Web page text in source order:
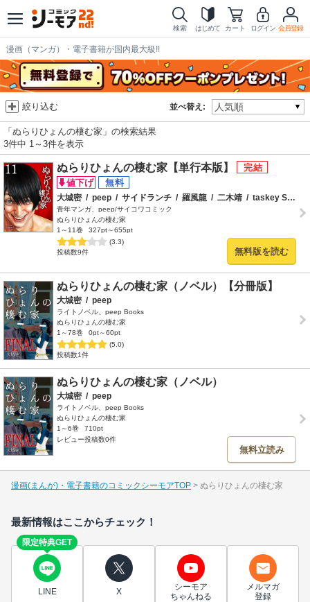
検索 はじめて カート ログイン 会員登録
漫画（マンガ）・電子書籍が国内最大級!!
並べ替え:
絞り込む
「ぬらりひょんの棲む家」の検索結果
3件中 1～3件を表示
ぬらりひょんの棲む家【単行本版】
大城密 / peep / サイドランチ / 羅風龍 / 二木靖 / taskey STUDIO
青年マンガ、peep/サイコワコミック
ぬらりひょんの棲む家
1～11巻
327pt～655pt
(3.3)
投稿数9件
無料版を読む
ぬらりひょんの棲む家（ノベル）【分冊版】
大城密 / peep
ライトノベル、peep Books
ぬらりひょんの棲む家
1～78巻
0pt～60pt
(5.0)
投稿数1件
ぬらりひょんの棲む家（ノベル）
大城密 / peep
ライトノベル、peep Books
ぬらりひょんの棲む家
1～6巻
710pt
レビュー投稿数0件
無料立読み
漫画(まんが)・電子書籍のコミックシーモアTOP ぬらりひょんの棲む家
最新情報はここからチェック！
限定特典GET
LINE X
シーモア
ちゃんねる
メルマガ
登録